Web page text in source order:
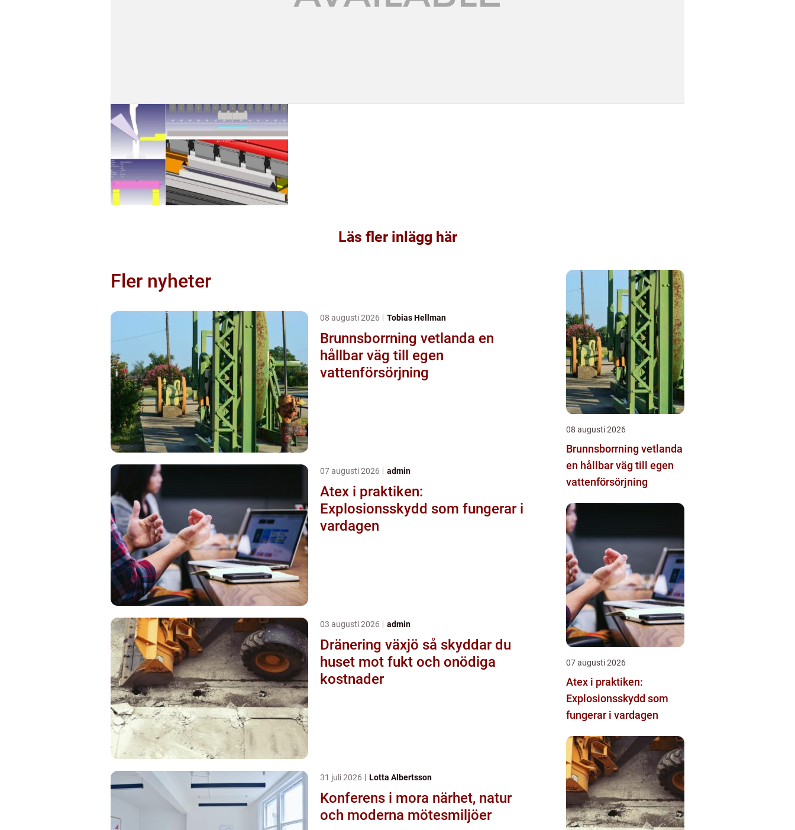
Läs fler inlägg här
Fler nyheter
08 augusti 2026 Tobias Hellman
Brunnsborrning vetlanda en
hållbar väg till egen
vattenförsörjning
07 augusti 2026 admin
Atex i praktiken:
Explosionsskydd som fungerar i
vardagen
03 augusti 2026 admin
Dränering växjö så skyddar du
huset mot fukt och onödiga
kostnader
31 juli 2026 Lotta Albertsson
Konferens i mora närhet, natur
och moderna mötesmiljöer
08 augusti 2026
Brunnsborrning vetlanda
en hållbar väg till egen
vattenförsörjning
07 augusti 2026
Atex i praktiken:
Explosionsskydd som
fungerar i vardagen